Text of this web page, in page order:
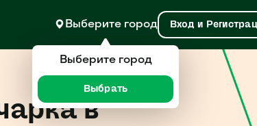
Выберите город Вход и
в
Выберите город
Выбрать